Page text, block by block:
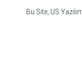
Bu Site, US